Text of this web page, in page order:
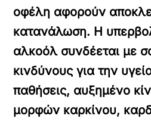
οφέλη αφορούν
κατανάλωση. Η
αλκοόλ συνδέεται με
κινδύνους για την
παθήσεις, αυξημένο
μορφών καρκίνου,